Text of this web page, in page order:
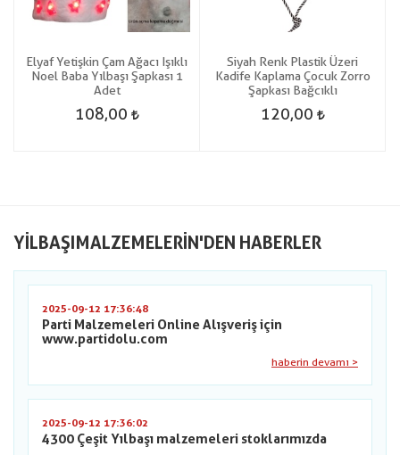
Elyaf Yetişkin Çam Ağacı Işıklı
Noel Baba Yılbaşı Şapkası 1
Adet
108,00
Siyah Renk Plastik Üzeri
Kadife Kaplama Çocuk Zorro
Şapkası Bağcıklı
120,00
YILBAŞIMALZEMELERIN'DEN HABERLER
2025-09-12 17:36:48
Parti Malzemeleri Online Alışveriş için
www.partidolu.com
haberin devamı >
2025-09-12 17:36:02
4300 Çeşit Yılbaşı malzemeleri stoklarımızda